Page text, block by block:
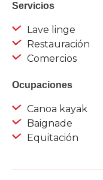
Servicios
Lave linge
Restauración
Comercios
Ocupaciones
Canoa kayak
Baignade
Equitación